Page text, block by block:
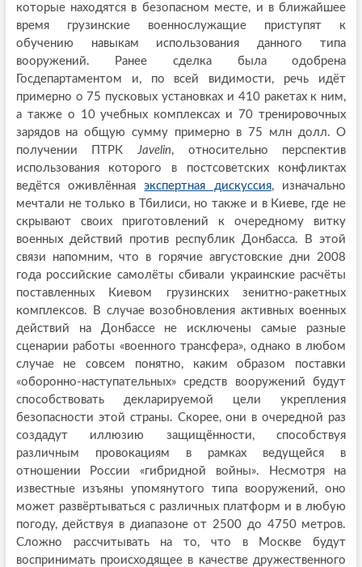
которые находятся в безопасном месте, и в ближайшее
время грузинские военнослужащие приступят к
обучению навыкам использования данного типа
вооружений. Ранее сделка была одобрена
Госдепартаментом и, по всей видимости, речь идёт
примерно о 75 пусковых установках и 410 ракетах к ним,
а также о 10 учебных комплексах и 70 тренировочных
зарядов на общую сумму примерно в 75 млн долл. О
получении ПТРК Javelin, относительно перспектив
использования которого в постсоветских конфликтах
ведётся оживлённаяэкспертная дискуссия, изначально
мечтали не только в Тбилиси, но также и в Киеве, где не
скрывают своих приготовлений к очередному витку
военных действий против республик Донбасса. В этой
связи напомним, что в горячие августовские дни 2008
года российские самолёты сбивали украинские расчёты
поставленных Киевом грузинских зенитно-ракетных
комплексов. В случае возобновления активных военных
действий на Донбассе не исключены самые разные
сценарии работы «военного трансфера», однако в любом
случае не совсем понятно, каким образом поставки
«оборонно-наступательных» средств вооружений будут
способствовать декларируемой цели укрепления
безопасности этой страны. Скорее, они в очередной раз
создадут иллюзию защищённости, способствуя
различным провокациям в рамках ведущейся в
отношении России «гибридной войны». Несмотря на
известные изъяны упомянутого типа вооружений, оно
может развёртываться с различных платформ и в любую
погоду, действуя в диапазоне от 2500 до 4750 метров.
Сложно рассчитывать на то, что в Москве будут
воспринимать происходящее в качестве дружественного